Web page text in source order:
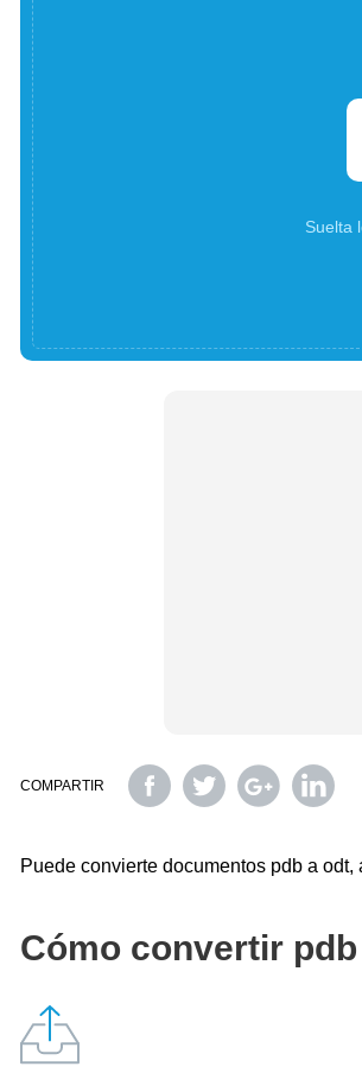
Suelta
COMPARTIR
Puede convierte documentos pdb a
Cómo convertir